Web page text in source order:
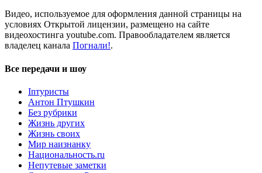
Видео, используемое для оформления данной страницы на
условиях Открытой лицензии, размещено на сайте
видеохостинга youtube.com. Правообладателем является
владелец канала Погнали!.
Все передачи и шоу
Inтуристы
Антон Птушкин
Без рубрики
Жизнь других
Жизнь своих
Мир наизнанку
Национальность.ru
Непутевые заметки